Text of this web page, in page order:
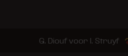
G. Diouf voor I. Struyf